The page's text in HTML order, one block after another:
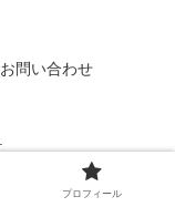
お問い合わせ
プロフィール